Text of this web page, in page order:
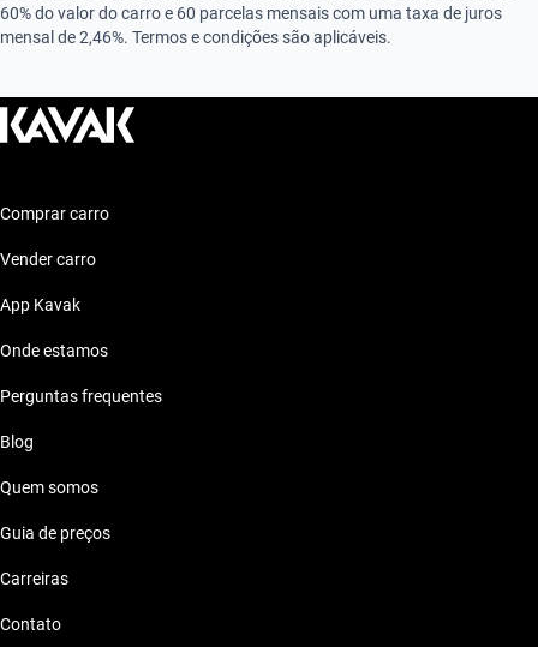
60% do valor do carro e 60 parcelas mensais com uma taxa de juros
mensal de 2,46%. Termos e condições são aplicáveis.
Comprar carro
Vender carro
App Kavak
Onde estamos
Perguntas frequentes
Blog
Quem somos
Guia de preços
Carreiras
Contato